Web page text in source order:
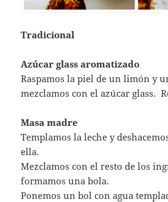
Tradicional
Azúcar glass aromatizado
Raspamos la piel de un limón y
mezclamos con el azúcar glass.
Masa madre
Templamos la leche y
ella.
Mezclamos con el resto de los
formamos una bola.
Ponemos un bol con agua